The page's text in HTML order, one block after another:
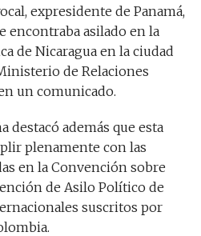
expresidente de Panamá,
encontraba asilado en la
de Nicaragua en la ciudad
de Relaciones
un comunicado.
destacó además que esta
plenamente con las
en la Convención sobre
de Asilo Político de
suscritos por